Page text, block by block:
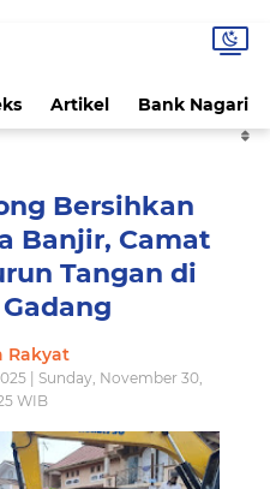
Artikel Bank Nagari
Bersihkan
Banjir, Camat
Tangan di
Rakyat
| Sunday, November 30,
WIB